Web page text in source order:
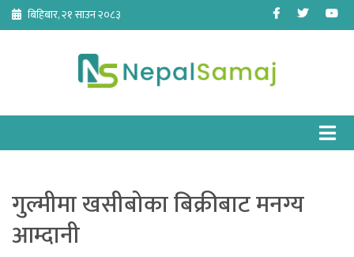
Skip
content
बिहिबार, २१ साउन २०८३ Facebook
Twitter
गुल्मीमा खसीबोका बिक्रीबाट मनग्य
आम्दानी